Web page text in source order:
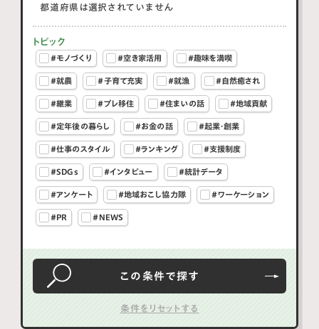
都道府県は選択されていません
トピック
#モノづくり #空き家活用 #趣味を満喫
#就農 #子育て充実 #就漁 #自然癒され
#継業 #プレ移住 #住まいの話 #地域貢献
#定年後の暮らし #お金の話 #起業・創業
#仕事のスタイル #ランキング #支援制度
#SDGs #インタビュー #統計データ
#アンケート #地域おこし協力隊 #ワーケーション
#PR #NEWS
この条件で探す